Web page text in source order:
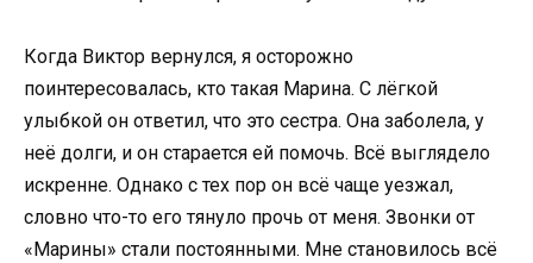
Когда Виктор вернулся, я осторожно
поинтересовалась, кто такая Марина. С лёгкой
улыбкой он ответил, что это сестра. Она заболела, у
неё долги, и он старается ей помочь. Всё выглядело
искренне. Однако с тех пор он всё чаще уезжал,
словно что-то его тянуло прочь от меня. Звонки от
«Марины» стали постоянными. Мне становилось всё